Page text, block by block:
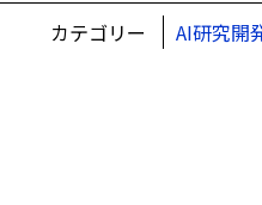
カテゴリー AI研究開